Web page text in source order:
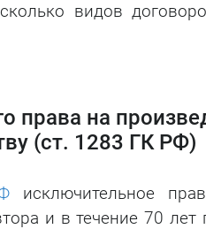
видов
права на
(ст. 1283 ГК РФ)
исключительное
и в течение 70 лет